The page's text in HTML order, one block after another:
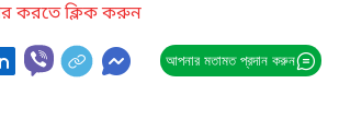
করতে ক্লিক করুন
আপনার মতামত প্রদান করুন